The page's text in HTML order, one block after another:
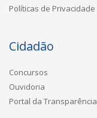
Políticas de Privacidade
Cidadão
Concursos
Ouvidoria
Portal da Transparência